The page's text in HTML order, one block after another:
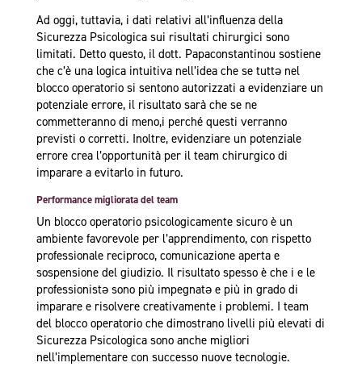
Ad oggi, tuttavia, i dati relativi all’influenza della
Sicurezza Psicologica sui risultati chirurgici sono
limitati. Detto questo, il dott. Papaconstantinou sostiene
che c’è una logica intuitiva nell’idea che se tuttə nel
blocco operatorio si sentono autorizzati a evidenziare un
potenziale errore, il risultato sarà che se ne
commetteranno di meno,i perché questi verranno
previsti o corretti. Inoltre, evidenziare un potenziale
errore crea l’opportunità per il team chirurgico di
imparare a evitarlo in futuro.
Performance migliorata del team
Un blocco operatorio psicologicamente sicuro è un
ambiente favorevole per l’apprendimento, con rispetto
professionale reciproco, comunicazione aperta e
sospensione del giudizio. Il risultato spesso è che i e le
professionistə sono più impegnatə e più in grado di
imparare e risolvere creativamente i problemi. I team
del blocco operatorio che dimostrano livelli più elevati di
Sicurezza Psicologica sono anche migliori
nell’implementare con successo nuove tecnologie.